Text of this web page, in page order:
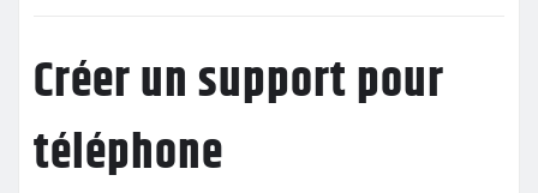
Créer un support pour
téléphone